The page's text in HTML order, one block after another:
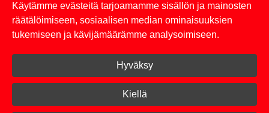
Rekisteriseloste
Toimitus- ja maksuehdot
Kirjaudu sisään
Käytämme evästeitä tarjoamamme sisällön ja mainosten
räätälöimiseen, sosiaalisen median ominaisuuksien
tukemiseen ja kävijämäärämme analysoimiseen.
Hyväksy
Kiellä